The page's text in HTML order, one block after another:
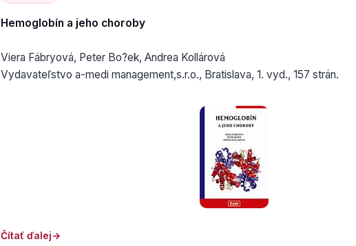
Hemoglobín a jeho choroby
Viera Fábryová, Peter Bo?ek, Andrea Kollárová
Vydavateľstvo a-medi management,s.r.o., Bratislava, 1. vyd., 157 strán.
Čítať ďalej